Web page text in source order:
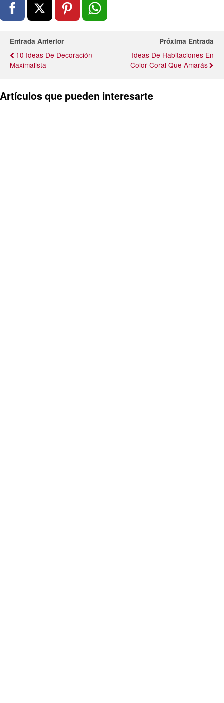
Entrada Anterior
10 Ideas De Decoración
Maximalista
Próxima Entrada
Ideas De Habitaciones En
Color Coral Que Amarás
Artículos que pueden interesarte